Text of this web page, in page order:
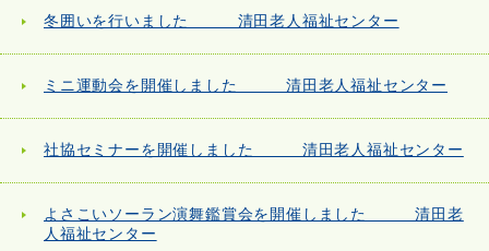
冬囲いを行いました 清田老人福祉センター
ミニ運動会を開催しました 清田老人福祉センター
社協セミナーを開催しました 清田老人福祉センター
よさこいソーラン演舞鑑賞会を開催しました 清田老
人福祉センター